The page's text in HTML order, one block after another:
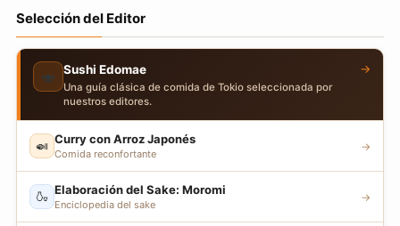
Selección del Editor
🍣 Sushi Edomae
Una guía clásica de comida de Tokio seleccionada por
nuestros editores.
→
🍛 Curry con Arroz Japonés
Comida reconfortante
→
🍶 Elaboración del Sake: Moromi
Enciclopedia del sake
→